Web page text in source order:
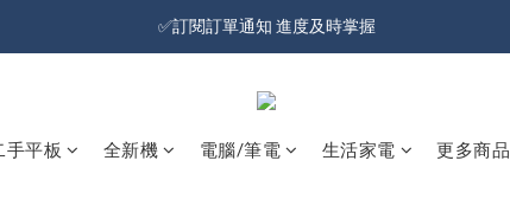
加入會員就送100元購物金 | 全館購物滿＄599 免運
✅訂閱訂單通知 進度及時掌握
手平板 全新機 電腦/筆電 生活家電 更多商品